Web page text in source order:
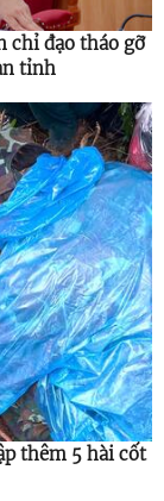
chỉ đạo tháo gỡ
tỉnh
thêm 5 hài cốt